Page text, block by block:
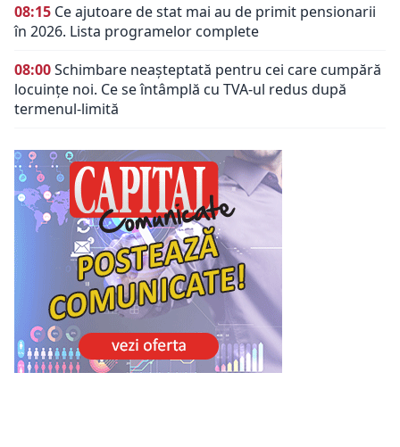
08:15 Ce ajutoare de stat mai au de primit pensionarii
în 2026. Lista programelor complete
08:00Schimbare neașteptată pentru cei care cumpără
locuințe noi. Ce se întâmplă cu TVA-ul redus după
termenul-limită